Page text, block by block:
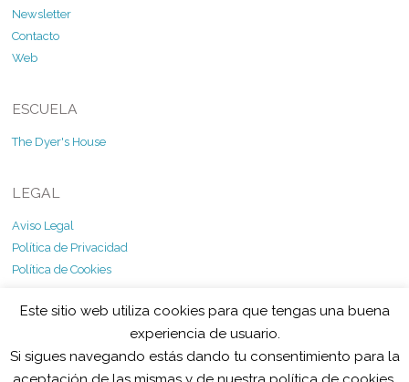
Newsletter
Contacto
Web
ESCUELA
The Dyer's House
LEGAL
Aviso Legal
Política de Privacidad
Política de Cookies
© Ecolorgy 2026
Este sitio web utiliza cookies para que tengas una buena
experiencia de usuario.
Si sigues navegando estás dando tu consentimiento para la